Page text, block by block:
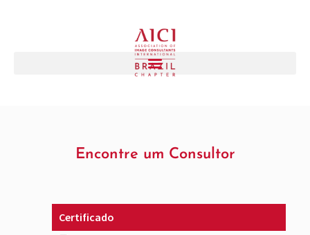
Encontre um Consultor
Certificado